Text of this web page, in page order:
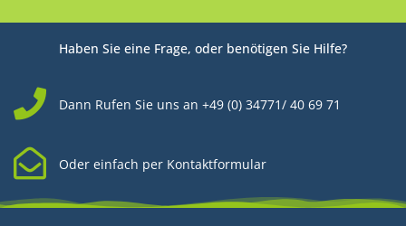
Haben Sie eine Frage, oder benötigen Sie Hilfe?
Dann Rufen Sie uns an +49 (0) 34771/ 40 69 71
Oder einfach per Kontaktformular